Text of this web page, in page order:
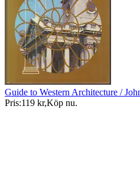
Guide to Western Architecture /
Pris:119 kr,Köp nu.